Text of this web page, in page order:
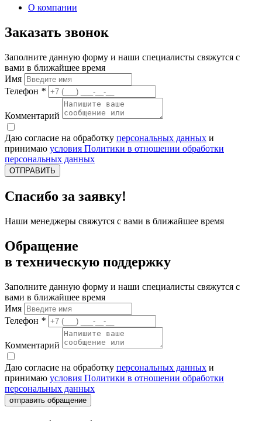
О компании
Заказать звонок
Заполните данную форму и наши специалисты свяжутся с
вами в ближайшее время
Имя
Телефон *
Комментарий
Даю согласие на обработку персональных данных и
принимаю условия Политики в отношении обработки
персональных данных
ОТПРАВИТЬ
Спасибо за заявку!
Наши менеджеры свяжутся с вами в ближайшее время
Обращение
в техническую поддержку
Заполните данную форму и наши специалисты свяжутся с
вами в ближайшее время
Имя
Телефон *
Комментарий
Даю согласие на обработку персональных данных и
принимаю условия Политики в отношении обработки
персональных данных
отправить обращение